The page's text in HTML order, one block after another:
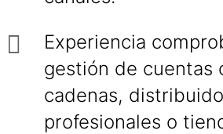
Experiencia
gestión de cuentas
cadenas,
profesionales o